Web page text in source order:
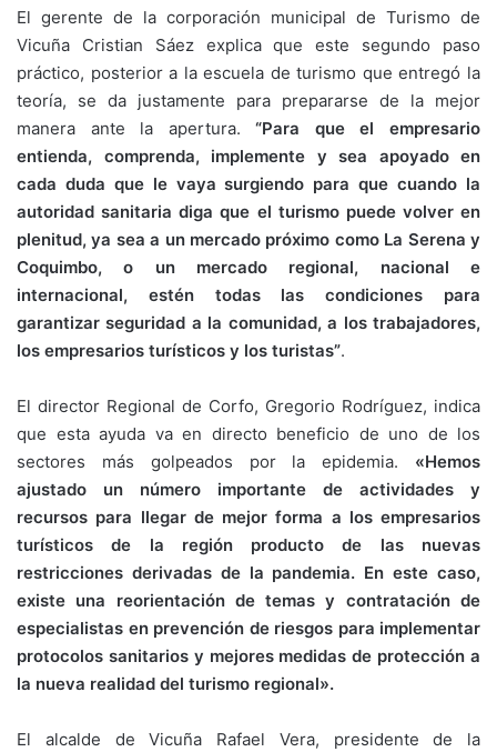
El gerente de la corporación municipal de Turismo de
Vicuña Cristian Sáez explica que este segundo paso
práctico, posterior a la escuela de turismo que entregó la
teoría, se da justamente para prepararse de la mejor
manera ante la apertura.“Para que el empresario
entienda, comprenda, implemente y sea apoyado en
cada duda que le vaya surgiendo para que cuando la
autoridad sanitaria diga que el turismo puede volver en
plenitud, ya sea a un mercado próximo como La Serena y
Coquimbo, o un mercado regional, nacional e
internacional, estén todas las condiciones para
garantizar seguridad a la comunidad, a los trabajadores,
los empresarios turísticos y los turistas”.
El director Regional de Corfo, Gregorio Rodríguez, indica
que esta ayuda va en directo beneficio de uno de los
sectores más golpeados por la epidemia. «Hemos
ajustado un número importante de actividades y
recursos para llegar de mejor forma a los empresarios
turísticos de la región producto de las nuevas
restricciones derivadas de la pandemia. En este caso,
existe una reorientación de temas y contratación de
especialistas en prevención de riesgos para implementar
protocolos sanitarios y mejores medidas de protección a
la nueva realidad del turismo regional».
El alcalde de Vicuña Rafael Vera, presidente de la